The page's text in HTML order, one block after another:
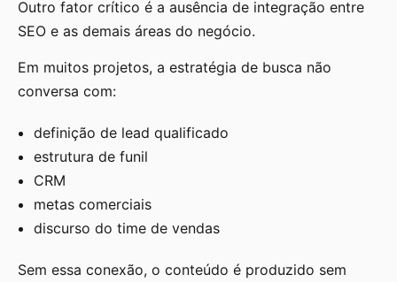
Outro fator crítico é a ausência de integração entre
SEO e as demais áreas do negócio.
Em muitos projetos, a estratégia de busca não
conversa com:
definição de lead qualificado
estrutura de funil
CRM
metas comerciais
discurso do time de vendas
Sem essa conexão, o conteúdo é produzido sem